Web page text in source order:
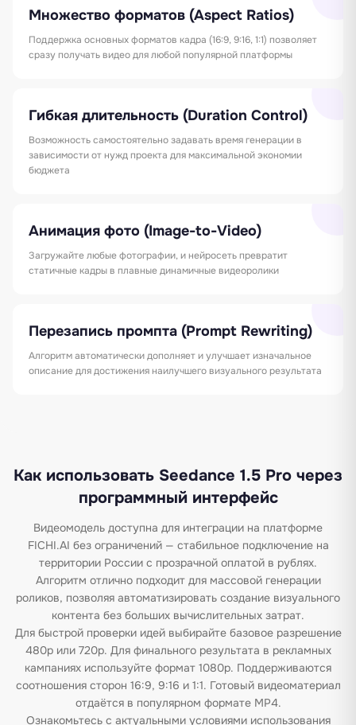
Множество форматов (Aspect Ratios)
Поддержка основных форматов кадра (16:9, 9:16, 1:1) позволяет
сразу получать видео для любой популярной платформы
Гибкая длительность (Duration Control)
Возможность самостоятельно задавать время генерации в
зависимости от нужд проекта для максимальной экономии
бюджета
Анимация фото (Image-to-Video)
Загружайте любые фотографии, и нейросеть превратит
статичные кадры в плавные динамичные видеоролики
Перезапись промпта (Prompt Rewriting)
Алгоритм автоматически дополняет и улучшает изначальное
описание для достижения наилучшего визуального результата
Как использовать Seedance 1.5 Pro через
программный интерфейс
Видеомодель доступна для интеграции на платформе
FICHI.AI без ограничений — стабильное подключение на
территории России с прозрачной оплатой в рублях.
Алгоритм отлично подходит для массовой генерации
роликов, позволяя автоматизировать создание визуального
контента без больших вычислительных затрат.
Для быстрой проверки идей выбирайте базовое разрешение
480p или 720p. Для финального результата в рекламных
кампаниях используйте формат 1080p. Поддерживаются
соотношения сторон 16:9, 9:16 и 1:1. Готовый видеоматериал
отдаётся в популярном формате MP4.
Ознакомьтесь с актуальными условиями использования